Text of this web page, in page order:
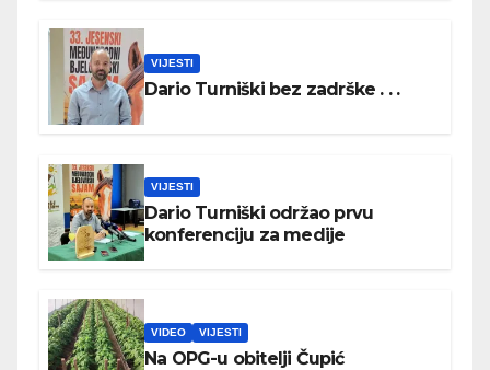
VIJESTI
Dario Turniški bez zadrške . . .
VIJESTI
Dario Turniški održao prvu
konferenciju za medije
VIDEO VIJESTI
Na OPG-u obitelji Čupić